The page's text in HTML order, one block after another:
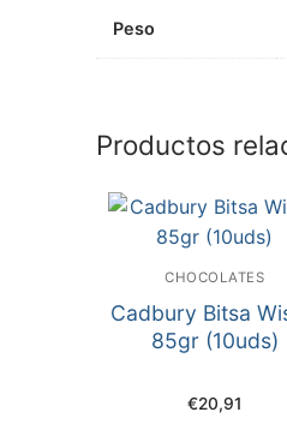
Peso
Productos
CHOCOLATES
Cadbury Bitsa
85gr (10uds)
€20,91